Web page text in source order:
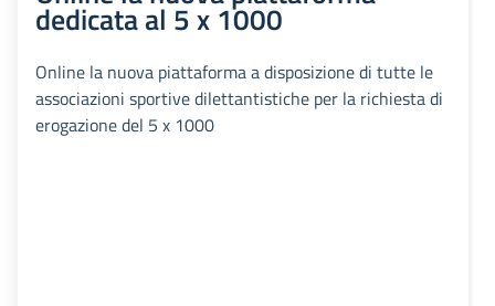
dedicata al 5 x 1000
Online la nuova piattaforma a disposizione di tutte le
associazioni sportive dilettantistiche per la richiesta di
erogazione del 5 x 1000